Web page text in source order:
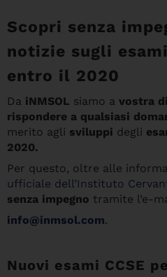
Scopri senza
notizie sugli esami
entro il 2020
Da iNMSOL siamo a vostra
rispondere a qualsiasi
merito agli sviluppi degli
2020.
Per questo, oltre alle
ufficiale dell’Instituto
senza impegno tramite l’e-
info@inmsol.com.
Nuovi esami CCSE